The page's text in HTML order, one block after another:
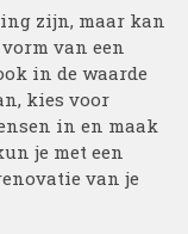
zijn, maar kan
van een
in de waarde
kies voor
in en maak
je met een
van je